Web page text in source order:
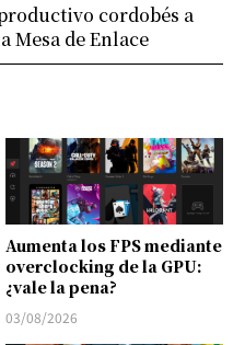
Aumenta los FPS mediante
overclocking de la GPU:
¿vale la pena?
03/08/2026
cordobés a
Mesa de Enlace